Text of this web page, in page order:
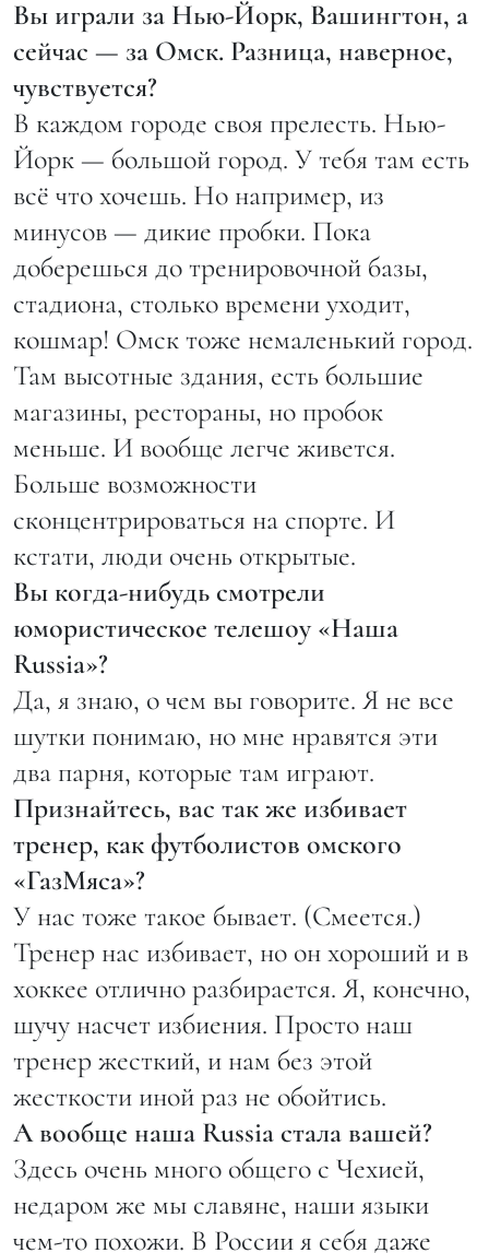
Вы играли за Нью-Йорк, Вашингтон, а
сейчас — за Омск. Разница, наверное,
чувствуется?
В каждом городе своя прелесть. Нью-
Йорк — большой город. У тебя там есть
всё что хочешь. Но например, из
минусов — дикие пробки. Пока
доберешься до тренировочной базы,
стадиона, столько времени уходит,
кошмар! Омск тоже немаленький город.
Там высотные здания, есть большие
магазины, рестораны, но пробок
меньше. И вообще легче живется.
Больше возможности
сконцентрироваться на спорте. И
кстати, люди очень открытые.
Вы когда-нибудь смотрели
юмористическое телешоу «Наша
Russia»?
Да, я знаю, о чем вы говорите. Я не все
шутки понимаю, но мне нравятся эти
два парня, которые там играют.
Признайтесь, вас так же избивает
тренер, как футболистов омского
«ГазМяса»?
У нас тоже такое бывает. (Смеется.)
Тренер нас избивает, но он хороший и в
хоккее отлично разбирается. Я, конечно,
шучу насчет избиения. Просто наш
тренер жесткий, и нам без этой
жесткости иной раз не обойтись.
А вообще наша Russia стала вашей?
Здесь очень много общего с Чехией,
недаром же мы славяне, наши языки
чем-то похожи. В России я себя даже